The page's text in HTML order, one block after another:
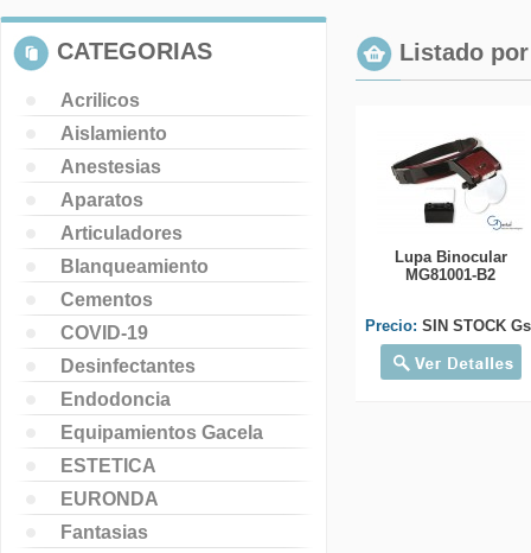
CATEGORIAS
Acrilicos
Aislamiento
Anestesias
Aparatos
Articuladores
Blanqueamiento
Cementos
COVID-19
Desinfectantes
Endodoncia
Equipamientos Gacela
ESTETICA
EURONDA
Fantasias
Listado
Lupa Binocular
MG81001-B2
Precio: SIN STOCK